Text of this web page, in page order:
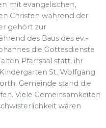
mit evangelischen,
Christen während der
gehört zur
des Baus des ev.-
die Gottesdienste
Pfarrsaal statt, ihr
St. Wolfgang
Gemeinde stand die
Viele Gemeinsamkeiten
wären